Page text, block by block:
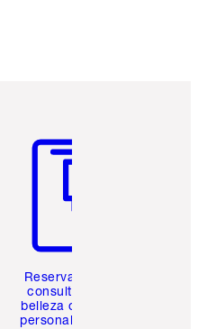
Reserva una
consulta de
belleza online
personalizada